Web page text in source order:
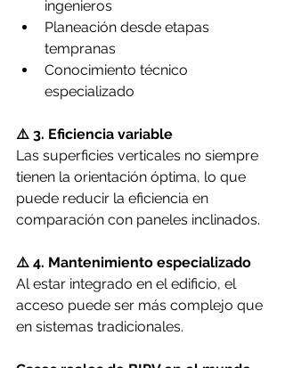
ingenieros
Planeación desde etapas
tempranas
Conocimiento técnico
especializado
⚠️ 3. Eficiencia variable
Las superficies verticales no siempre
tienen la orientación óptima, lo que
puede reducir la eficiencia en
comparación con paneles inclinados.
⚠️ 4. Mantenimiento especializado
Al estar integrado en el edificio, el
acceso puede ser más complejo que
en sistemas tradicionales.